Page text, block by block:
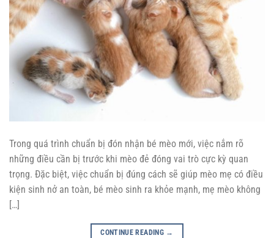
Trong quá trình chuẩn bị đón nhận bé mèo mới, việc nắm rõ
những điều cần bị trước khi mèo đẻ đóng vai trò cực kỳ quan
trọng. Đặc biệt, việc chuẩn bị đúng cách sẽ giúp mèo mẹ có điều
kiện sinh nở an toàn, bé mèo sinh ra khỏe mạnh, mẹ mèo không
[…]
CONTINUE READING →